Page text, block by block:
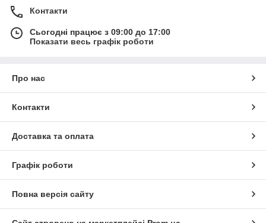
Контакти
Сьогодні працює з 09:00 до 17:00
Показати весь графік роботи
Про нас
Контакти
Доставка та оплата
Графік роботи
Повна версія сайту